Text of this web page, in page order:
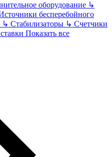
оборудование ↳
бесперебойного
↳ Стабилизаторы ↳ Счетчики
Показать все